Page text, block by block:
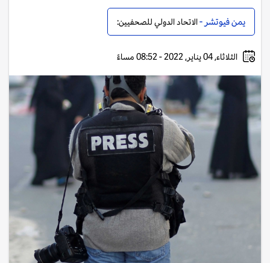
يمن فيوتشر -الاتحاد الدولي للصحفيين:
الثلاثاء, 04 يناير, 2022 - 08:52 مساءً